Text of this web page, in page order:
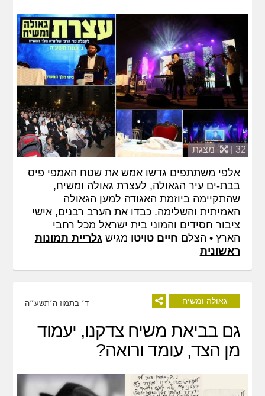
32 | מצגת
אלפי משתתפים גדשו אמש את שטח האמפי פיס
בבת-ים עיר הגאולה, לעצרת גאולה ומשיח,
שהתקיימה ביוזמת האגודה למען הגאולה
האמיתית והשלימה. כבדו את הערב רבנים, אישי
ציבור חסידים והמוני בית ישראל מכל רחבי
הארץ • הצלם חיים טויטו מגיש גלריית תמונות
ראשונית
גאולה ומשיח ד׳ בתמוז ה׳תשע״ה
גם בביאת משיח צדקנו, יעמוד
מן הצד, עומד ורואה?